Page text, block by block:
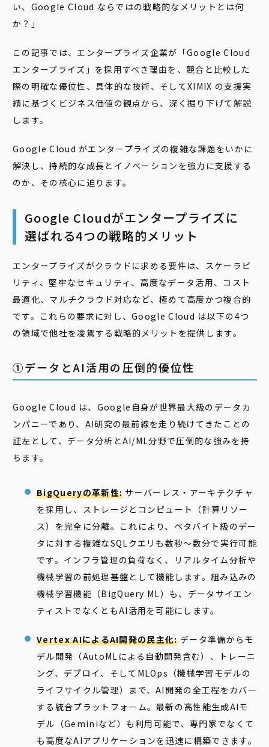
い、Google Cloud ならではの戦略的なメリットとは何
か？」
この記事では、エンタープライズ企業が「Google Cloud
エンタープライズ」を採用すべき理由を、競合と比較した
際の明確な優位性、具体的な技術、そしてXIMIX の支援実
績に基づくビジネス価値の観点から、深く掘り下げて解説
します。
Google Cloud がエンタープライズの複雑な課題をいかに
解決し、持続的な成長とイノベーションを強力に支援する
のか、その核心に迫ります。
Google Cloudがエンタープライズに
選ばれる4つの戦略的メリット
エンタープライズがクラウドに求める要件は、スケーラビ
リティ、堅牢なセキュリティ、高度なデータ活用、コスト
最適化、マルチクラウド対応など、極めて高度かつ複合的
です。これらの要求に対し、Google Cloud は以下の4つ
の領域で他社を凌駕する戦略的メリットを提供します。
①データとAI活用の圧倒的優位性
Google Cloud は、Google自身が世界最大級のデータカ
ンパニーであり、AI研究の最前線を走り続けてきたことの
証左として、データ分析とAI/ML分野で圧倒的な強みを持
ちます。
BigQueryの革新性: サーバーレス・アーキテクチャ
を採用し、ストレージとコンピュート（計算リソー
ス）を完全に分離。これにより、ペタバイト級のデー
タに対する複雑なSQLクエリも数秒～数分で実行可能
です。インフラ管理の負荷なく、リアルタイム分析や
機械学習の前処理基盤として機能します。組み込みの
機械学習機能（BigQuery ML）も、データサイエン
ティストでなくともAI活用を可能にします。
Vertex AIによるAI開発の民主化:データ準備からモ
デル開発（AutoMLによる自動開発含む）、トレーニ
ング、デプロイ、そしてMLOps（機械学習モデルの
ライフサイクル管理）まで、AI開発の全工程をカバー
する統合プラットフォーム。最新の高性能生成AIモ
デル（Geminiなど）も利用可能で、専門家でなくて
も高度なAIアプリケーションを迅速に構築できます。